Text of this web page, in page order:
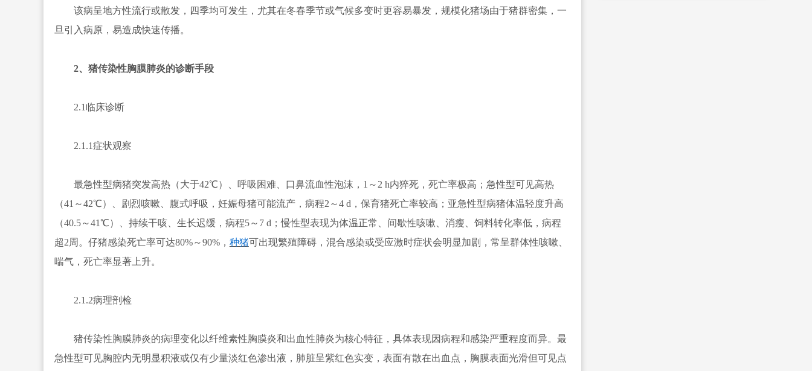
该病呈地方性流行或散发，四季均可发生，尤其在冬春季节或气候多变时更容易暴发，规模化猪场由于猪群密集，一
旦引入病原，易造成快速传播。
2、猪传染性胸膜肺炎的诊断手段
2.1临床诊断
2.1.1症状观察
最急性型病猪突发高热（大于42℃）、呼吸困难、口鼻流血性泡沫，1～2 h内猝死，死亡率极高；急性型可见高热
（41～42℃）、剧烈咳嗽、腹式呼吸，妊娠母猪可能流产，病程2～4 d，保育猪死亡率较高；亚急性型病猪体温轻度升高
（40.5～41℃）、持续干咳、生长迟缓，病程5～7 d；慢性型表现为体温正常、间歇性咳嗽、消瘦、饲料转化率低，病程
超2周。仔猪感染死亡率可达80%～90%， 种猪可出现繁殖障碍，混合感染或受应激时症状会明显加剧，常呈群体性咳嗽、
喘气，死亡率显著上升。
2.1.2病理剖检
猪传染性胸膜肺炎的病理变化以纤维素性胸膜炎和出血性肺炎为核心特征，具体表现因病程和感染严重程度而异。最
急性型可见胸腔内无明显积液或仅有少量淡红色渗出液，肺脏呈紫红色实变，表面有散在出血点，胸膜表面光滑但可见点